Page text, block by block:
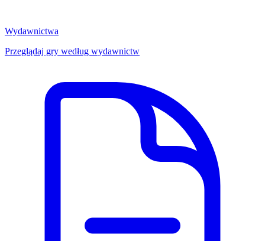
Wydawnictwa
Przeglądaj gry według wydawnictw